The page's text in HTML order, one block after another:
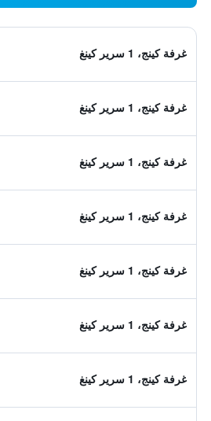
غرفة كينج، 1 سرير كينغ
غرفة كينج، 1 سرير كينغ
غرفة كينج، 1 سرير كينغ
غرفة كينج، 1 سرير كينغ
غرفة كينج، 1 سرير كينغ
غرفة كينج، 1 سرير كينغ
غرفة كينج، 1 سرير كينغ